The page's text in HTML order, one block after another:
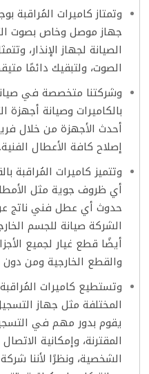
وتمتاز كاميرات المُراقبة
جهاز موصل وخاص بصوت
الصيانة لجهاز الإنذار،
الصوت، ولتبقيك دائمًا
وشركتنا متخصصة في
بالكاميرات وصيانة أجهزة
أحدث الأجهزة من خلال
إصلاح كافة الأعطال الفنية.
وتتميز كاميرات المُراقبة
أي ظروف جوية مثل
حدوث أي عطل فني ناتج
الشركة صيانة للجسم
أيضًا قطع غيار لجميع
والقطع الخارجية ومن
وتستطيع كاميرات
المختلفة مثل جهاز
يقوم بدور مهم في
المقترنة، وإمكانية
الشخصية، ونظرًا لأننا